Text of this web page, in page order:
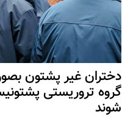
دختران غیر پشتون
گروه تروریستی
شوند